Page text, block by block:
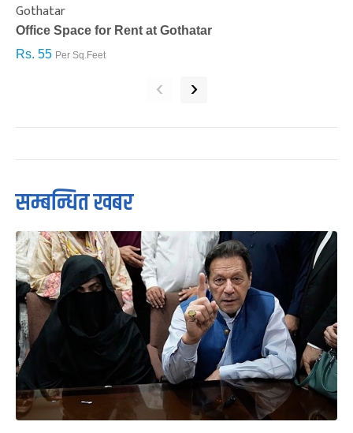
Gothatar
Office Space for Rent at Gothatar
Rs. 55 Per Sq.Feet
‹ ›
सम्बन्धित खबर